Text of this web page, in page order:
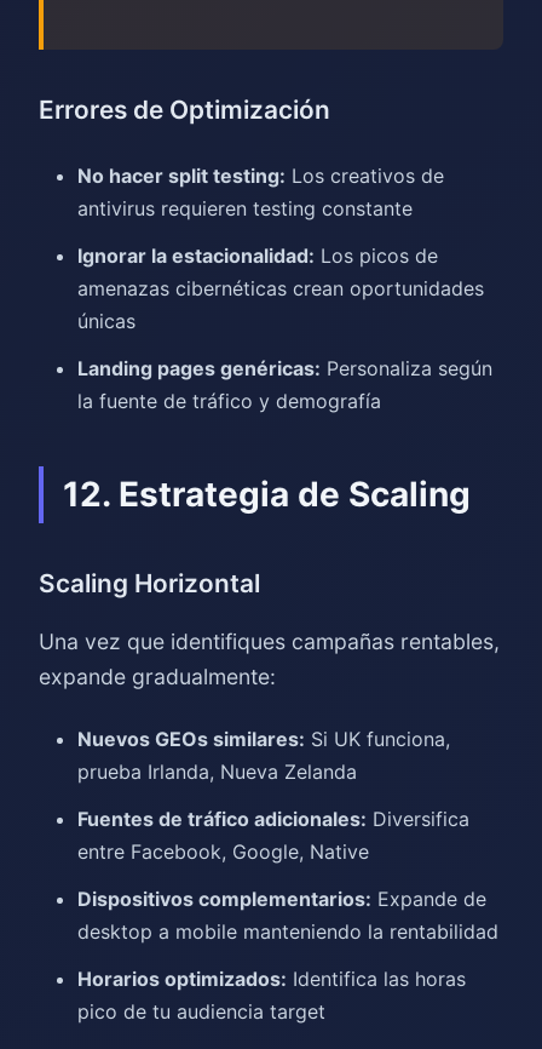
Errores de Optimización
No hacer split testing: Los creativos de
antivirus requieren testing constante
Ignorar la estacionalidad: Los picos de
amenazas cibernéticas crean oportunidades
únicas
Landing pages genéricas: Personaliza según
la fuente de tráfico y demografía
12. Estrategia de Scaling
Scaling Horizontal
Una vez que identifiques campañas rentables,
expande gradualmente:
Nuevos GEOs similares: Si UK funciona,
prueba Irlanda, Nueva Zelanda
Fuentes de tráfico adicionales: Diversifica
entre Facebook, Google, Native
Dispositivos complementarios: Expande de
desktop a mobile manteniendo la rentabilidad
Horarios optimizados: Identifica las horas
pico de tu audiencia target